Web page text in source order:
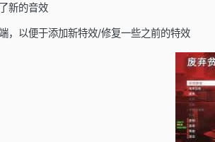
新的音效
，以便于添加新特效/修复一些之前的特效